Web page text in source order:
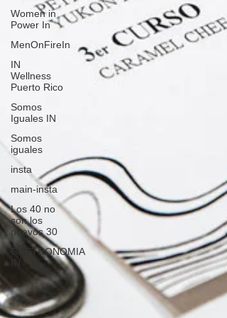
Women in
Power In
MenOnFireIn
IN
Wellness
Puerto Rico
Somos
Iguales IN
Somos
iguales
insta
main-insta
Los 40 no
son los
nuevos 30
GASTRONOMIA
IN